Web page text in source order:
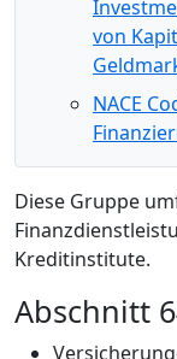
von
NACE
Diese Gruppe
Kreditinstitute.
Abschnitt